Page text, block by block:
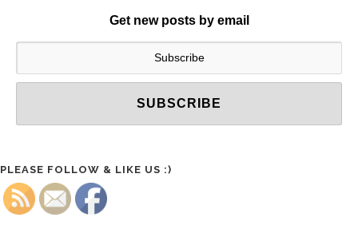
Get new posts by email
PLEASE FOLLOW & LIKE US :)